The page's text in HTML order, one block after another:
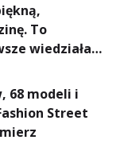
To
wiedziałam,
68 modeli i
Street